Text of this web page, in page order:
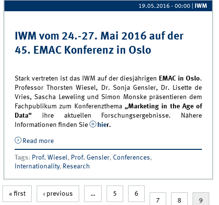
19.05.2016 - 00:00 IWM
IWM vom 24.-27. Mai 2016 auf der
45. EMAC Konferenz in Oslo
Stark vertreten ist das IWM auf der diesjährigen EMAC in Oslo.
Professor Thorsten Wiesel, Dr. Sonja Gensler, Dr. Lisette de
Vries, Sascha Leweling und Simon Monske präsentieren dem
Fachpublikum zum Konferenzthema „Marketing in the Age of
Data“ ihre aktuellen Forschungsergebnisse. Nähere
Informationen finden Sie
hier.
Read moreabout IWM vom 24.-27. Mai 2016 auf der 45. EMAC
Konferenz in Oslo
Tags: Prof. Wiesel, Prof. Gensler, Conferences,
Internationality, Research
« first ‹ previous … 5
6
7
8 9